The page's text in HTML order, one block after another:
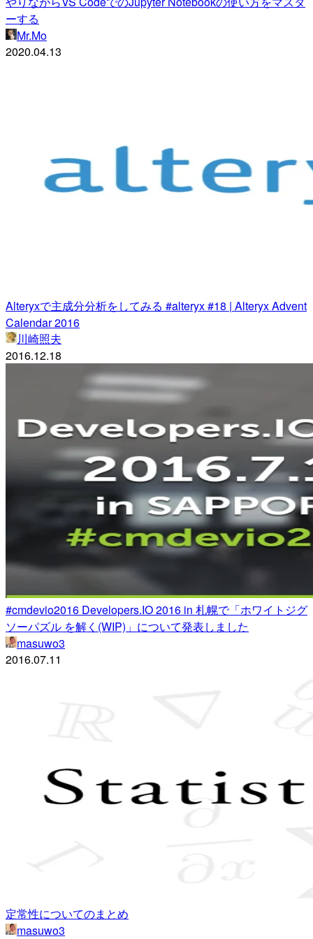
ーする
Mr.Mo
2020.04.13
Alteryxで主成分分析をしてみる #alteryx #18 | Alteryx Advent
Calendar 2016
川崎照夫
2016.12.18
#cmdevio2016 Developers.IO 2016 in 札幌で「ホワイトジグ
ソーパズル を解く(WIP)」について発表しました
masuwo3
2016.07.11
定常性についてのまとめ
masuwo3